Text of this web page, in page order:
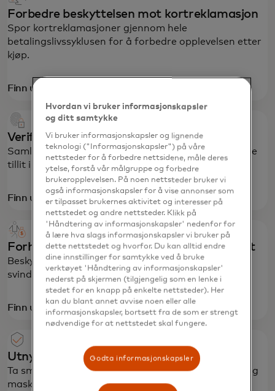
Forbedre beskyttelsen mot kortreklamasjon
Spor kortreklamasjoner gjennom hele
betalingslivssyklusen for å forbedre opplevelsen etter
kjøp.
Finn ut mer
Verifiser kunder med selvtillit
Samle en helhetlig oversikt over kundene for å skape
tillit i hver digitale interaksjon.
Finn ut mer
Forhindre svindel og økonomisk kriminalitet
Beskytt økosystemet mot skadelige aktører med
svindelbeskyttelse og anti-hvitvaskingstjenester.
Finn ut mer
Utnytt kraften til KI
Ta smartere og raskere beslutninger med våre KI- og
maskinlæringsdrevne beslutningsverktøy.
Hvordan vi bruker informasjonskapsler
og ditt samtykke
Vi bruker informasjonskapsler og lignende
teknologi ("Informasjonskapsler") på våre
nettsteder for å forbedre nettsidene, måle deres
ytelse, forstå vår målgruppe og forbedre
brukeropplevelsen. På noen nettsteder bruker vi
også informasjonskapsler for å vise annonser som
er tilpasset brukernes aktivitet og interesser på
nettstedet og andre nettsteder. Klikk på
'Håndtering av informasjonskapsler' nedenfor for
å lære hva slags informasjonskapsler vi bruker på
dette nettstedet og hvorfor. Du kan alltid endre
dine innstillinger for samtykke ved å bruke
verktøyet 'Håndtering av informasjonskapsler'
nederst på skjermen (tilgjengelig som en lenke i
stedet for en knapp på enkelte nettsteder). Her
kan du blant annet avvise noen eller alle
informasjonskapsler, bortsett fra de som er strengt
nødvendige for at nettstedet skal fungere.
Godta informasjonskapsler